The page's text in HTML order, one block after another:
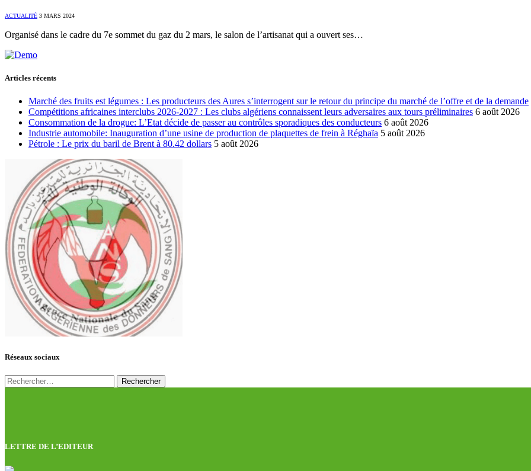
ACTUALITÉ 3 MARS 2024
Organisé dans le cadre du 7e sommet du gaz du 2 mars, le salon de l’artisanat qui a ouvert ses…
Articles récents
Marché des fruits est légumes : Les producteurs des Aures s’interrogent sur le retour du principe du marché de l’offre et de la demande
Compétitions africaines interclubs 2026-2027 : Les clubs algériens connaissent leurs adversaires aux tours préliminaires 6 août 2026
Consommation de la drogue: L’Etat décide de passer au contrôles sporadiques des conducteurs 6 août 2026
Industrie automobile: Inauguration d’une usine de production de plaquettes de frein à Réghaïa 5 août 2026
Pétrole : Le prix du baril de Brent à 80.42 dollars 5 août 2026
Réseaux sociaux
Rechercher :
LETTRE DE L’EDITEUR